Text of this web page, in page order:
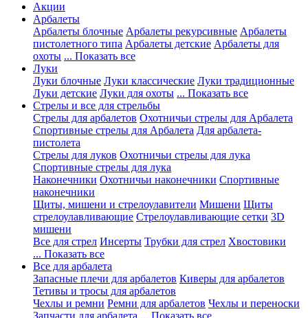
Акции
Арбалеты
Арбалеты блочные Арбалеты рекурсивные Арбалеты
пистолетного типа Арбалеты детские Арбалеты для
охоты ... Показать все
Луки
Луки блочные Луки классические Луки традиционные
Луки детские Луки для охоты ... Показать все
Стрелы и все для стрельбы
Стрелы для арбалетов Охотничьи стрелы для Арбалета
Спортивные стрелы для Арбалета Для арбалета-
пистолета
Стрелы для луков Охотничьи стрелы для лука
Спортивные стрелы для лука
Наконечники Охотничьи наконечники Спортивные
наконечники
Щиты, мишени и стрелоулавители Мишени Щиты
стрелоулавливающие Стрелоулавливающие сетки 3D
мишени
Все для стрел Инсерты Трубки для стрел Хвостовики
... Показать все
Все для арбалета
Запасные плечи для арбалетов Киверы для арбалетов
Тетивы и тросы для арбалетов
Чехлы и ремни Ремни для арбалетов Чехлы и переноски
Запчасти для арбалета ... Показать все